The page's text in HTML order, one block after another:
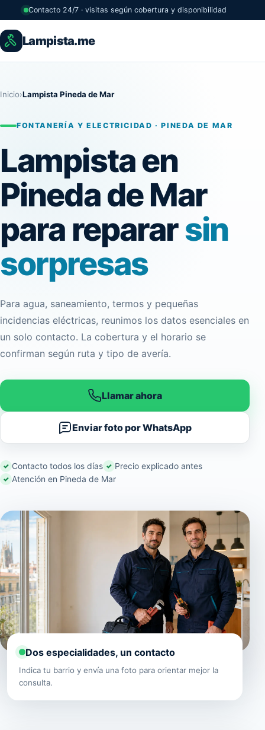
Contacto 24/7 · visitas según cobertura y disponibilidad
Lampista.me
Inicio›Lampista Pineda de Mar
FONTANERÍA Y ELECTRICIDAD · PINEDA DE MAR
Lampista en
Pineda de Mar
para repararsin
sorpresas
Para agua, saneamiento, termos y pequeñas
incidencias eléctricas, reunimos los datos esenciales en
un solo contacto. La cobertura y el horario se
confirman según ruta y tipo de avería.
Llamar ahora
Enviar foto por WhatsApp
Contacto todos los días
Precio explicado antes
Atención en Pineda de Mar
Dos especialidades, un contacto
Indica tu barrio y envía una foto para orientar mejor la
consulta.